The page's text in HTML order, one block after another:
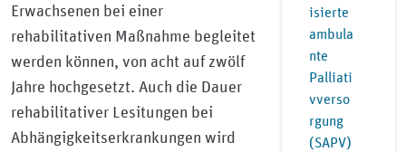
Erwachsenen bei einer
rehabilitativen Maßnahme begleitet
werden können, von acht auf zwölf
Jahre hochgesetzt. Auch die Dauer
rehabilitativer Lesitungen bei
Abhängigkeitserkrankungen wird
isierte
ambula
nte
Palliati
vverso
rgung
(SAPV)